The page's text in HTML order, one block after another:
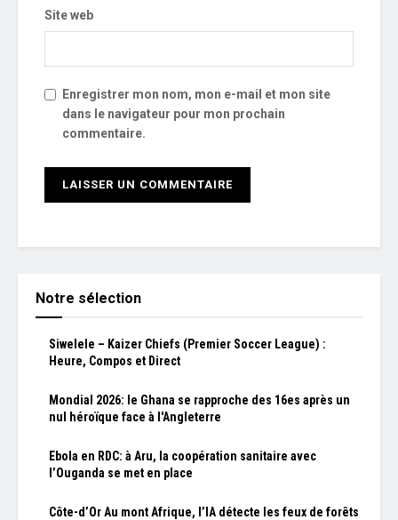
Site web
Enregistrer mon nom, mon e-mail et mon site
dans le navigateur pour mon prochain
commentaire.
Notre sélection
Siwelele – Kaizer Chiefs (Premier Soccer League) :
Heure, Compos et Direct
Mondial 2026: le Ghana se rapproche des 16es après un
nul héroïque face à l'Angleterre
Ebola en RDC: à Aru, la coopération sanitaire avec
l’Ouganda se met en place
Côte-d’Or Au mont Afrique, l’IA détecte les feux de forêts